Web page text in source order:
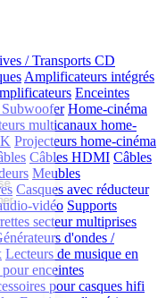
/ Transports CD
Amplificateurs intégrés
Enceintes
Subwoofer Home-cinéma
multicanaux home-
Projecteurs home-cinéma
Câbles HDMI Câbles
Meubles
Casques avec réducteur
vidéo Supports
secteur multiprises
d'ondes /
Lecteurs de musique en
enceintes
pour casques hifi
site vous intéresse
vous accompagner